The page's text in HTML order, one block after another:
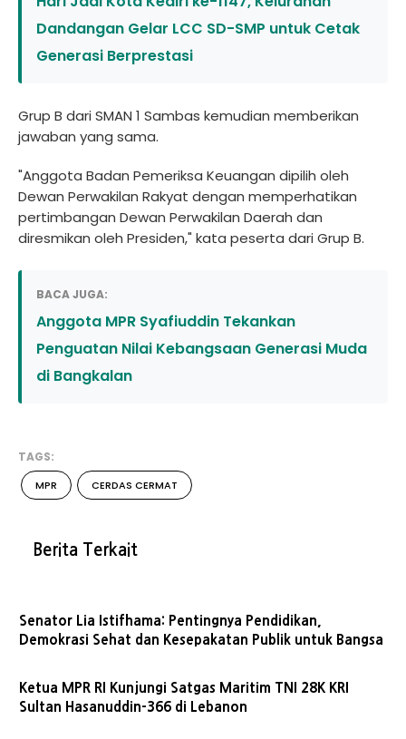
Dandangan Gelar LCC SD-SMP untuk Cetak
Generasi Berprestasi
Grup B dari SMAN 1 Sambas kemudian memberikan
jawaban yang sama.
"Anggota Badan Pemeriksa Keuangan dipilih oleh
Dewan Perwakilan Rakyat dengan memperhatikan
pertimbangan Dewan Perwakilan Daerah dan
diresmikan oleh Presiden," kata peserta dari Grup B.
BACA JUGA:
Anggota MPR Syafiuddin Tekankan
Penguatan Nilai Kebangsaan Generasi Muda
di Bangkalan
TAGS:
MPR CERDAS CERMAT
Berita Terkait
Senator Lia Istifhama: Pentingnya Pendidikan,
Demokrasi Sehat dan Kesepakatan Publik untuk Bangsa
Ketua MPR RI Kunjungi Satgas Maritim TNI 28K KRI
Sultan Hasanuddin-366 di Lebanon